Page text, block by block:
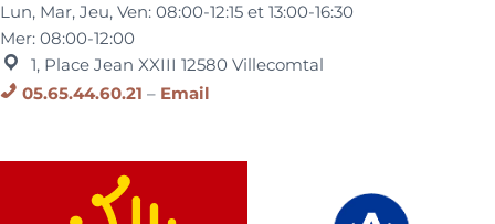
Lun, Mar, Jeu, Ven:08:00-12:15 et13:00-16:30
Mer:08:00-12:00
1, Place Jean XXIII 12580 Villecomtal
05.65.44.60.21 – Email